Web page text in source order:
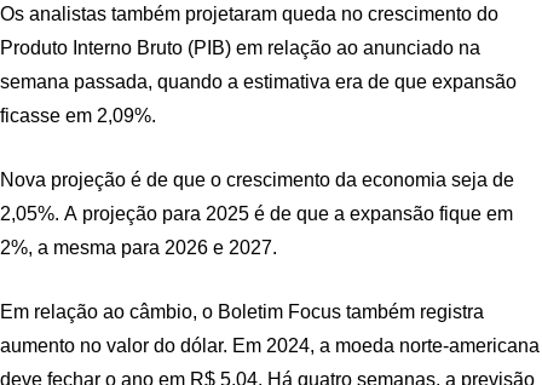
Os analistas também projetaram queda no crescimento do
Produto Interno Bruto (PIB) em relação ao anunciado na
semana passada, quando a estimativa era de que expansão
ficasse em 2,09%.
Nova projeção é de que o crescimento da economia seja de
2,05%. A projeção para 2025 é de que a expansão fique em
2%, a mesma para 2026 e 2027.
Em relação ao câmbio, o Boletim Focus também registra
aumento no valor do dólar. Em 2024, a moeda norte-americana
deve fechar o ano em R$ 5,04. Há quatro semanas, a previsão